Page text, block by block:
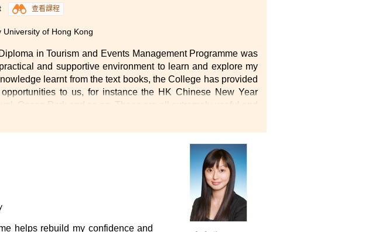
查看課程
of Hong Kong
in Tourism and Events Management Programme was
and supportive environment to learn and explore my
learnt from the text books, the College has provided
to us, for instance the HK Chinese New Year
Ocean Park and so on. These are all extremely useful and
Not only they are patient to help students work through the
to share their valuable experience and advice with us on
learn how to solve problems independently and analytically;
encounter adversities. All of these qualities have definitely
helps rebuild my confidence and